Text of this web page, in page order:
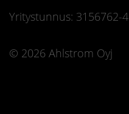
Yritystunnus: 3156762-4
© 2026 Ahlstrom Oyj